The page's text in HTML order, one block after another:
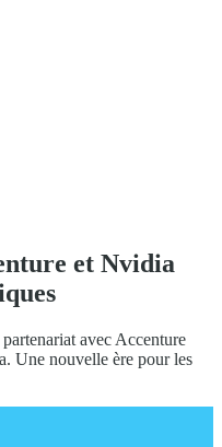
et Nvidia
avec Accenture
Une nouvelle ère pour les